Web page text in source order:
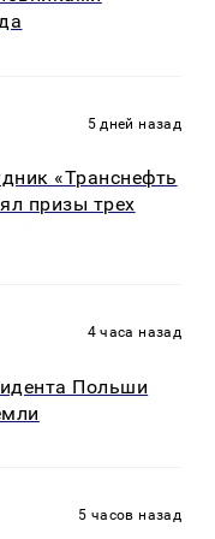
5 дней назад
«Транснефть
призы трех
4 часа назад
Польши
5 часов назад